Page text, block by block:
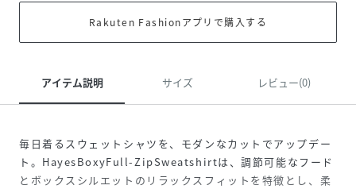
Rakuten Fashionアプリで購入する
アイテム説明 サイズ レビュー(0)
毎日着るスウェットシャツを、モダンなカットでアップデー
ト。HayesBoxyFull-ZipSweatshirtは、調節可能なフード
とボックスシルエットのリラックスフィットを特徴とし、柔